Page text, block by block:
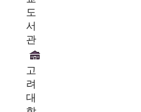
도
서
관
고
려
대